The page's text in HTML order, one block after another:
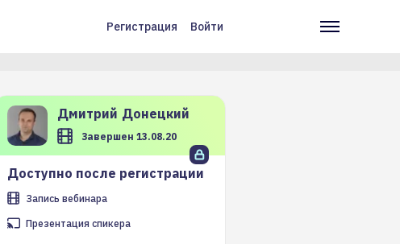
Меню
записи
пользователя
Регистрация Войти
Дмитрий Донецкий
Завершен 13.08.20
Доступно после регистрации
Запись вебинара
Презентация спикера